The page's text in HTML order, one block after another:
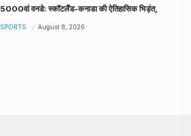
5000वां वनडे: स्कॉटलैंड-कनाडा की ऐतिहासिक भिड़ंत,
SPORTS August 8, 2026